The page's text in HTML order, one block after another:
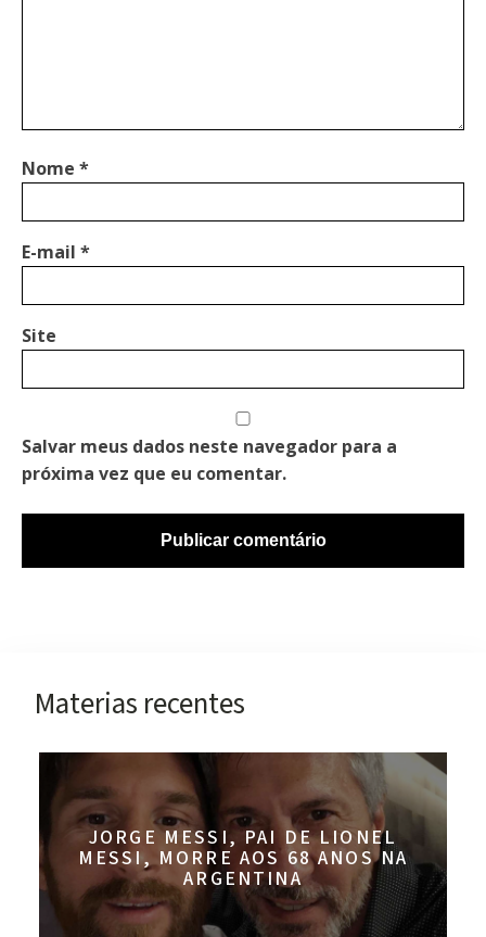
Nome *
E-mail *
Site
Salvar meus dados neste navegador para a
próxima vez que eu comentar.
Materias recentes
JORGE MESSI, PAI DE LIONEL
MESSI, MORRE AOS 68 ANOS NA
ARGENTINA